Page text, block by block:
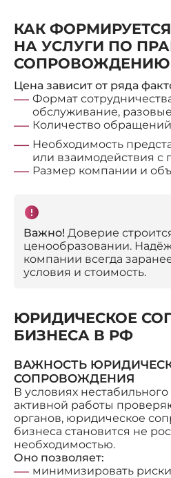
КАК
НА УСЛУГИ ПО
СОПРОВОЖДЕНИЮ
Цена зависит от ряда
Формат
обслуживание,
Количество
Необходимость
или взаимодействия с
Размер компании и
Важно! Доверие
ценообразовании.
компании всегда
условия и стоимость.
ЮРИДИЧЕСКОЕ
БИЗНЕСА В РФ
ВАЖНОСТЬ
СОПРОВОЖДЕНИЯ
В условиях нестабильного
активной работы
органов, юридическое
бизнеса становится не
необходимостью.
Оно позволяет:
минимизировать